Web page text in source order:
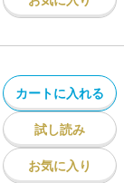
カートに入れる
試し読み
お気に入り